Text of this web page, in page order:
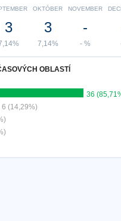
3
OKTÓBER
3
7,14%
NOVEMBER
-
- %
OBLASTÍ
36
6 (14,29%)